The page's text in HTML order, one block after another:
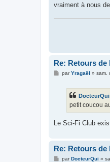
vraiment à nous
Re: Retours de
MparYragaël » sam.
DocteurQui
petit coucou
Le Sci-Fi Club
Re: Retours
MparDocteurQui »